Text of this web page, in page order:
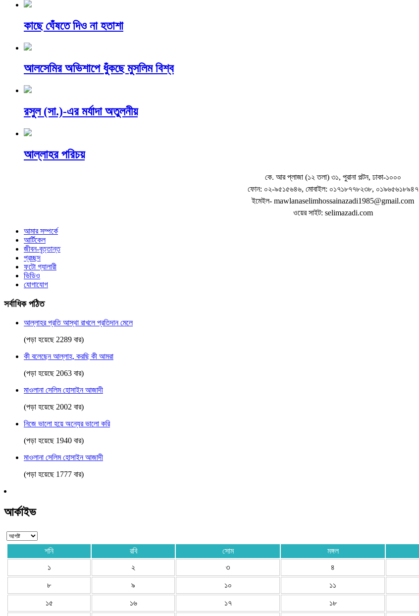
কাছে ঘেঁষতে দিও না হতাশা
আলসেমির অভিশাপে ধুঁকছে মুসলিম বিশ্ব
রসুল (সা.)-এর মর্যাদা অতুলনীয়
আল্লাহর পরিচয়
কে. আর প্লাজা (১২ তলা) ৩১, পুরানা পল্টন, ঢাকা-১০০০
ফোন: ০২-৯৫১৫৬৪৬, মোবাইল: ০১৭১৮৭৭৮২৩৮, ০১৯৬৫৬১৮৯৪৭
ইমেইল- mawlanaselimhossainazadi1985@gmail.com
ওয়ের সাইট: selimazadi.com
আমার সম্পর্কে
আর্টিকেল
জীবন-বৃত্তান্ত
প্রচ্ছদ
ফটো গ্যালারী
ভিডিও
যোগাযোগ
সর্বাধিক পঠিত
আল্লাহর প্রতি আস্থা রাখলে প্রতিদান মেলে
(পড়া হয়েছে 2289 বার)
কী বলেছেন আল্লাহ, করছি কী আমরা
(পড়া হয়েছে 2063 বার)
মাওলানা সেলিম হোসাইন আজাদী
(পড়া হয়েছে 2002 বার)
নিজে ভালো হয়ে অন্যের ভালো করি
(পড়া হয়েছে 1940 বার)
মাওলানা সেলিম হোসাইন আজাদী
(পড়া হয়েছে 1777 বার)
আর্কাইভ
শনি রবি সোম মঙ্গল
১
২ ৩ ৪
৮ ৯ ১০ ১১
১৫ ১৬ ১৭ ১৮